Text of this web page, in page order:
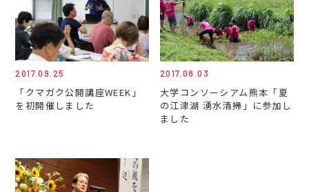
2017.09.25
「クマガク公開講座WEEK」
を初開催しました
2017.08.03
大学コンソーシアム熊本「夏
の江津湖 湧水清掃」に参加し
ました